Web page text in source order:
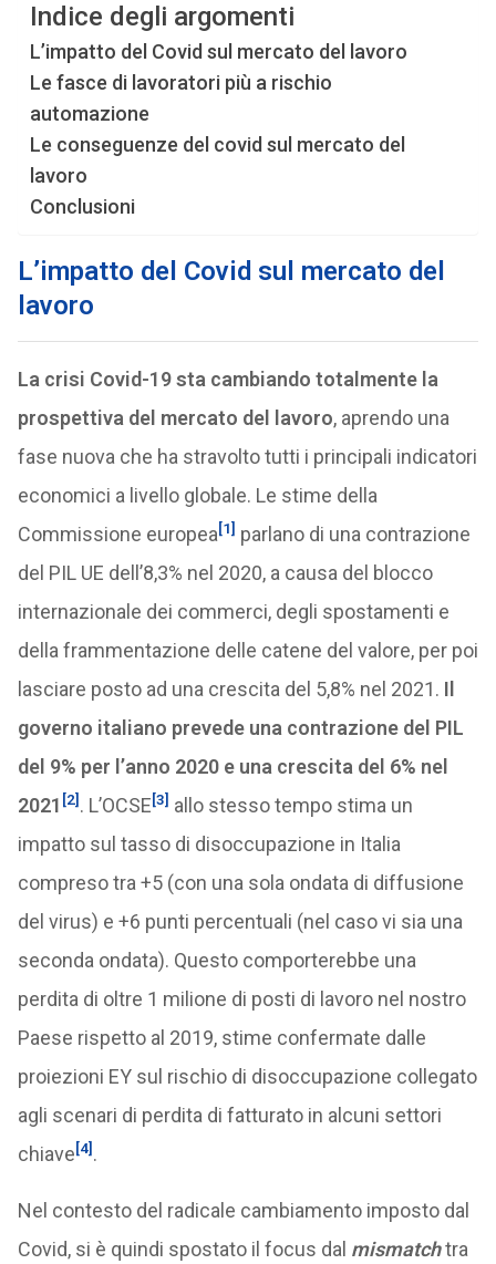
Indice degli argomenti
L’impatto del Covid sul mercato del lavoro
Le fasce di lavoratori più a rischio
automazione
Le conseguenze del covid sul mercato del
lavoro
Conclusioni
L’impatto del Covid sul mercato del
lavoro
La crisi Covid-19 sta cambiando totalmente la
prospettiva del mercato del lavoro, aprendo una
fase nuova che ha stravolto tutti i principali indicatori
economici a livello globale. Le stime della
Commissione europea[1] parlano di una contrazione
del PIL UE dell’8,3% nel 2020, a causa del blocco
internazionale dei commerci, degli spostamenti e
della frammentazione delle catene del valore, per poi
lasciare posto ad una crescita del 5,8% nel 2021. Il
governo italiano prevede una contrazione del PIL
del 9% per l’anno 2020 e una crescita del 6% nel
2021 [2] . L’OCSE[3] allo stesso tempo stima un
impatto sul tasso di disoccupazione in Italia
compreso tra +5 (con una sola ondata di diffusione
del virus) e +6 punti percentuali (nel caso vi sia una
seconda ondata). Questo comporterebbe una
perdita di oltre 1 milione di posti di lavoro nel nostro
Paese rispetto al 2019, stime confermate dalle
proiezioni EY sul rischio di disoccupazione collegato
agli scenari di perdita di fatturato in alcuni settori
chiave[4] .
Nel contesto del radicale cambiamento imposto dal
Covid, si è quindi spostato il focus dal mismatchtra